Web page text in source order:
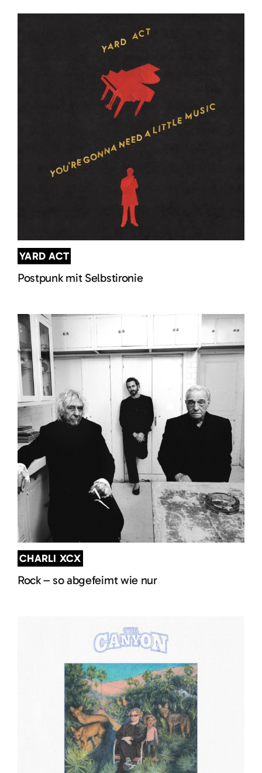
YARD ACT
Postpunk mit Selbstironie
CHARLI XCX
Rock – so abgefeimt wie nur